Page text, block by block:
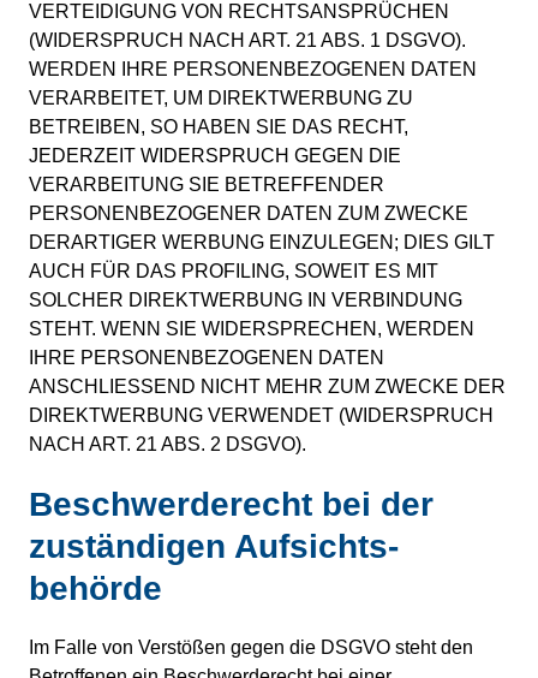
VERTEIDIGUNG VON RECHTSANSPRÜCHEN
(WIDERSPRUCH NACH ART. 21 ABS. 1 DSGVO).
WERDEN IHRE PERSONENBEZOGENEN DATEN
VERARBEITET, UM DIREKTWERBUNG ZU
BETREIBEN, SO HABEN SIE DAS RECHT,
JEDERZEIT WIDERSPRUCH GEGEN DIE
VERARBEITUNG SIE BETREFFENDER
PERSONENBEZOGENER DATEN ZUM ZWECKE
DERARTIGER WERBUNG EINZULEGEN; DIES GILT
AUCH FÜR DAS PROFILING, SOWEIT ES MIT
SOLCHER DIREKTWERBUNG IN VERBINDUNG
STEHT. WENN SIE WIDERSPRECHEN, WERDEN
IHRE PERSONENBEZOGENEN DATEN
ANSCHLIESSEND NICHT MEHR ZUM ZWECKE DER
DIREKTWERBUNG VERWENDET (WIDERSPRUCH
NACH ART. 21 ABS. 2 DSGVO).
Beschwerde­recht bei der
zuständigen Aufsichts­
behörde
Im Falle von Verstößen gegen die DSGVO steht den